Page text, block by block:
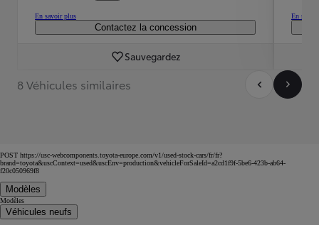
En savoir plus
Contactez la concession
Sauvegardez
En
8 Véhicules similaires
POST https://usc-webcomponents.toyota-europe.com/v1/used-stock-cars/fr/fr?
brand=toyota&uscContext=used&uscEnv=production&vehicleForSaleId=a2cd1f9f-5be6-423b-ab64-
f20c050969f8
Modèles
Modèles
Véhicules neufs